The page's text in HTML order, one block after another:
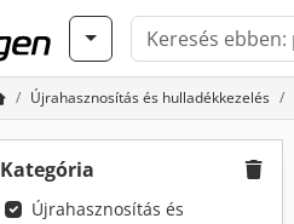
Újrahasznosítás és hulladékkezelés
Kategória
Újrahasznosítás és